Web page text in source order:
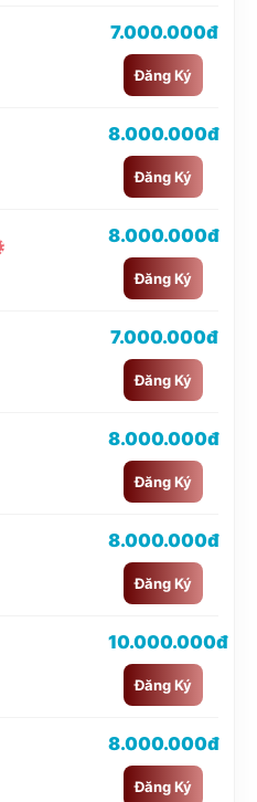
7.000.000đ
Đăng Ký
8.000.000đ
Đăng Ký
8.000.000đ
Đăng Ký
7.000.000đ
Đăng Ký
8.000.000đ
Đăng Ký
8.000.000đ
Đăng Ký
10.000.000đ
Đăng Ký
8.000.000đ
Đăng Ký